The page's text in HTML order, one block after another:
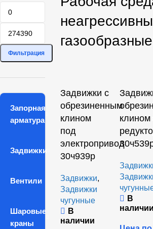
Фильтрация
Запорная
арматура
Задвижки
Вентили
Шаровые
краны
Задвижки с
обрезиненным
клином
под
электропривод
30ч939р
Задвижки,
Задвижки
чугунные
В
наличии
клином
В
наличии